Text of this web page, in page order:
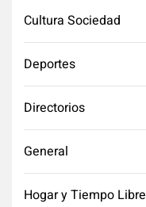
Cultura Sociedad
Deportes
Directorios
General
Hogar y Tiempo Libre